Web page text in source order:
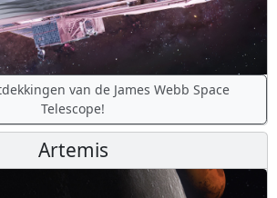
van de James Webb Space
Telescope!
Artemis